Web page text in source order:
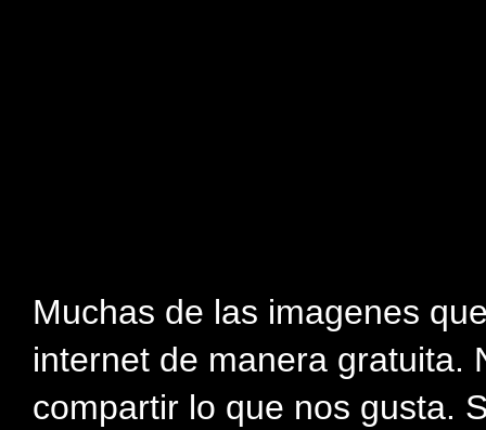
Muchas de las imagenes
internet de manera gratuita.
compartir lo que nos gusta.